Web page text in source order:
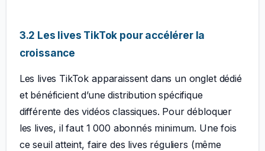
3.2 Les lives TikTok pour accélérer la
croissance
Les lives TikTok apparaissent dans un onglet dédié
et bénéficient d’une distribution spécifique
différente des vidéos classiques. Pour débloquer
les lives, il faut 1 000 abonnés minimum. Une fois
ce seuil atteint, faire des lives réguliers (même